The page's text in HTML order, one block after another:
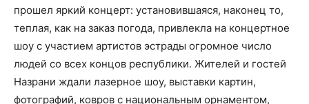
прошел яркий концерт: установившаяся, наконец то,
теплая, как на заказ погода, привлекла на концертное
шоу с участием артистов эстрады огромное число
людей со всех концов республики. Жителей и гостей
Назрани ждали лазерное шоу, выставки картин,
фотографий, ковров с национальным орнаментом,